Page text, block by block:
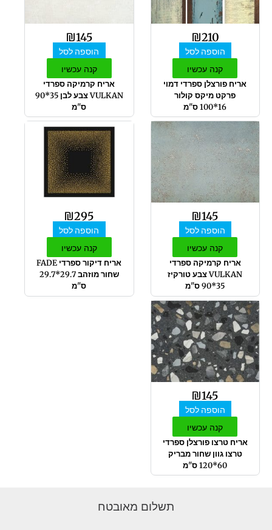
₪210
הוספה לסל
קנה עכשיו
אריח פורצלן ספרדי דמוי
פרקט מיקס קולור
16*100 ס"מ
₪145
הוספה לסל
קנה עכשיו
אריח קרמיקה ספרדי
VULKAN צבע לבן 35*90
ס"מ
₪145
הוספה לסל
קנה עכשיו
אריח קרמיקה ספרדי
VULKAN צבע טורקיז
35*90 ס"מ
₪295
הוספה לסל
קנה עכשיו
אריח דיקור ספרדי FADE
שחור מוזהב 29.7*29.7
ס"מ
₪145
הוספה לסל
קנה עכשיו
אריח טרצו פורצלן ספרדי
טרצו גוון שחור מבריק
60*120 ס"מ
תשלום מאובטח